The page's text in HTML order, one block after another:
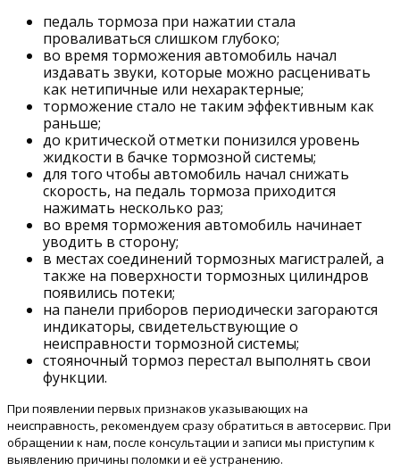
педаль тормоза при нажатии стала
проваливаться слишком глубоко;
во время торможения автомобиль начал
издавать звуки, которые можно расценивать
как нетипичные или нехарактерные;
торможение стало не таким эффективным как
раньше;
до критической отметки понизился уровень
жидкости в бачке тормозной системы;
для того чтобы автомобиль начал снижать
скорость, на педаль тормоза приходится
нажимать несколько раз;
во время торможения автомобиль начинает
уводить в сторону;
в местах соединений тормозных магистралей, а
также на поверхности тормозных цилиндров
появились потеки;
на панели приборов периодически загораются
индикаторы, свидетельствующие о
неисправности тормозной системы;
стояночный тормоз перестал выполнять свои
функции.
При появлении первых признаков указывающих на
неисправность, рекомендуем сразу обратиться в автосервис. При
обращении к нам, после консультации и записи мы приступим к
выявлению причины поломки и её устранению.